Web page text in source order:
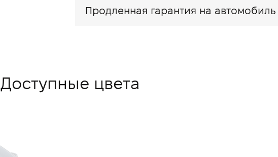
Продленная гарантия на автомобиль
Доступные цвета